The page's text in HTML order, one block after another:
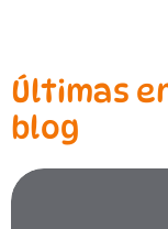
Últimas
blog